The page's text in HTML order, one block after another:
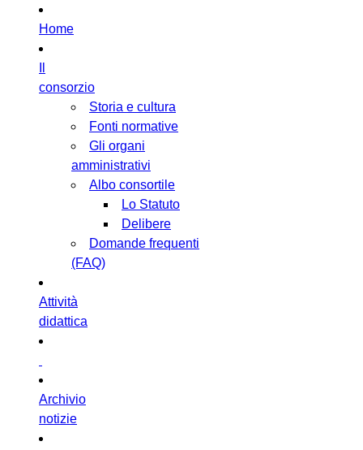
Home
consorzio
Storia e cultura
Fonti normative
Gli organi
amministrativi
Albo consortile
Lo Statuto
Delibere
Domande frequenti
(FAQ)
Attività
didattica
Archivio
notizie